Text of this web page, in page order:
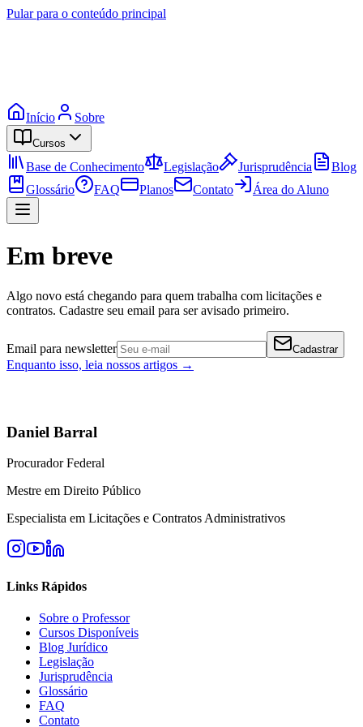
Pular para o conteúdo principal
Início Sobre
Cursos
Base de Conhecimento Legislação Jurisprudência
Blog
Glossário
FAQ Planos Contato Área do Aluno
Em breve
Algo novo está chegando para quem trabalha com licitações e
contratos. Cadastre seu email para ser avisado primeiro.
Email para newsletter Cadastrar
Enquanto isso, leia nossos artigos →
Daniel Barral
Procurador Federal
Mestre em Direito Público
Especialista em Licitações e Contratos Administrativos
Links Rápidos
Sobre o Professor
Cursos Disponíveis
Blog Jurídico
Legislação
Jurisprudência
Glossário
FAQ
Contato